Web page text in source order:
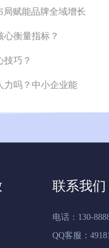
局赋能品牌全域增长
心衡量指标？
技巧？
力吗？中小企业能
联系我们
电话：130-
QQ客服：